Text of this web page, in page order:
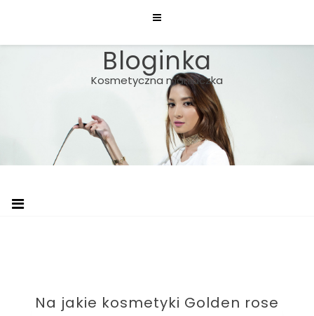
content
Bloginka
Kosmetyczna maniaczka
Na jakie kosmetyki Golden rose